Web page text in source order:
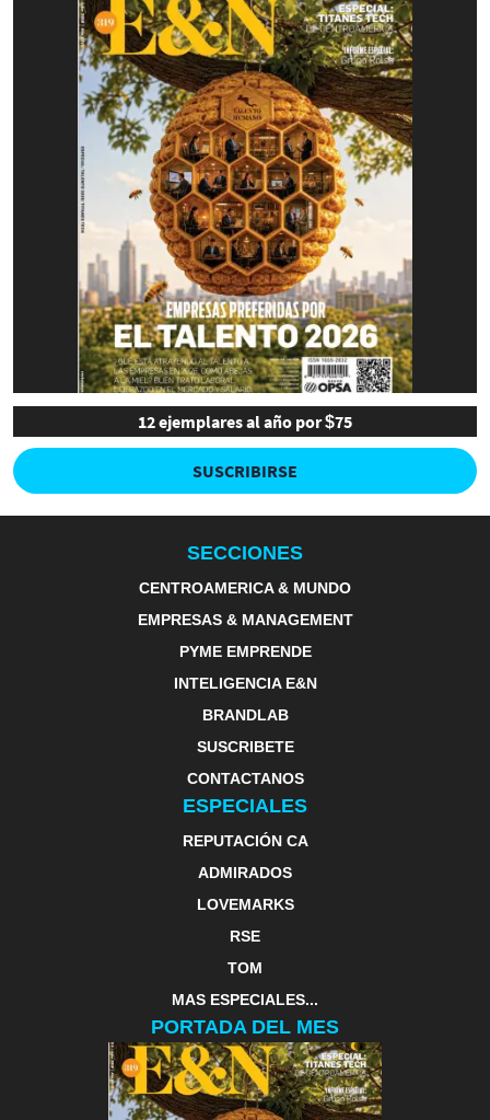
12 ejemplares al año por $75
SUSCRIBIRSE
SECCIONES
CENTROAMERICA & MUNDO
EMPRESAS & MANAGEMENT
PYME EMPRENDE
INTELIGENCIA E&N
BRANDLAB
SUSCRIBETE
CONTACTANOS
ESPECIALES
REPUTACIÓN CA
ADMIRADOS
LOVEMARKS
RSE
TOM
MAS ESPECIALES...
PORTADA DEL MES